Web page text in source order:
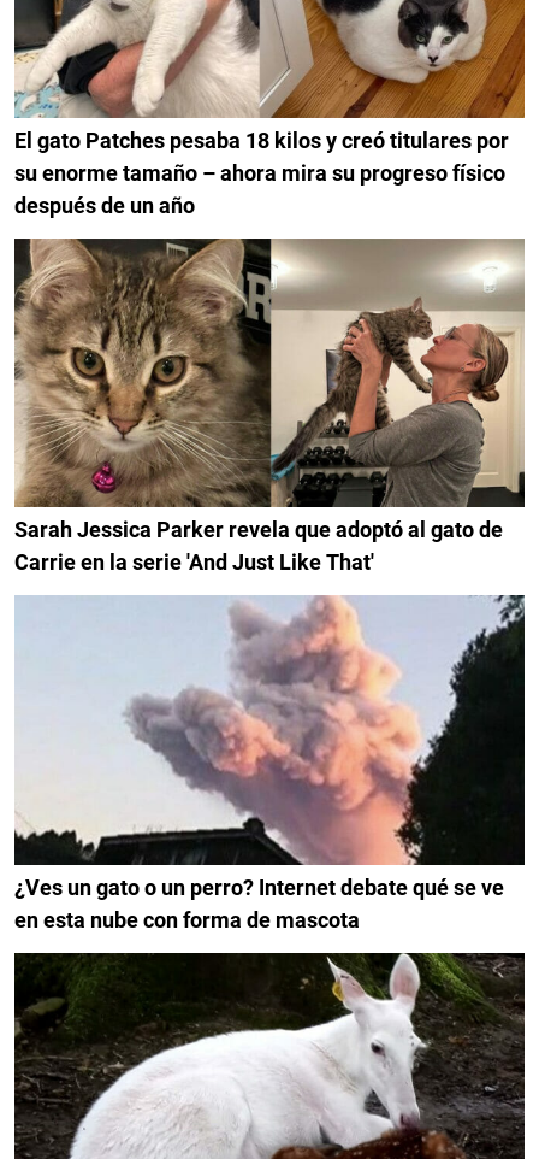
El gato Patches pesaba 18 kilos y creó titulares por
su enorme tamaño – ahora mira su progreso físico
después de un año
Sarah Jessica Parker revela que adoptó al gato de
Carrie en la serie 'And Just Like That'
¿Ves un gato o un perro? Internet debate qué se ve
en esta nube con forma de mascota